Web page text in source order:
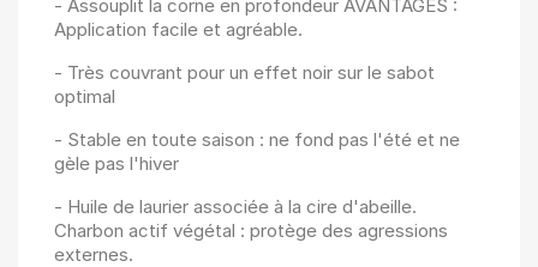
- Assouplit la corne en profondeur AVANTAGES :
Application facile et agréable.
- Très couvrant pour un effet noir sur le sabot
optimal
- Stable en toute saison : ne fond pas l'été et ne
gèle pas l'hiver
- Huile de laurier associée à la cire d'abeille.
Charbon actif végétal : protège des agressions
externes.